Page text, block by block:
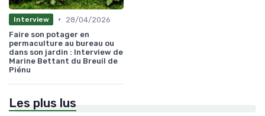
Interview •
28/04/2026
Faire son potager en
permaculture au bureau ou
dans son jardin : Interview de
Marine Bettant du Breuil de
Piénu
Les plus lus